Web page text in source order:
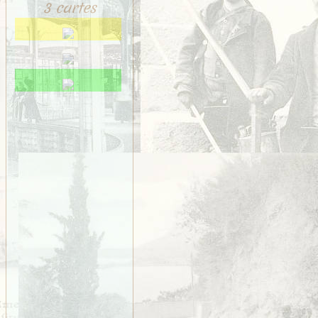
Saint-Méen
Saint-Ouen-des-Alleux
Saint-Père-Marc-en-
Poulet
Saint-Senoux
Saint-Servan
Saint-Suliac
Saint-Thurial
Saint-Énogat
Saint-Étienne-en-
Coglès
3 cartes